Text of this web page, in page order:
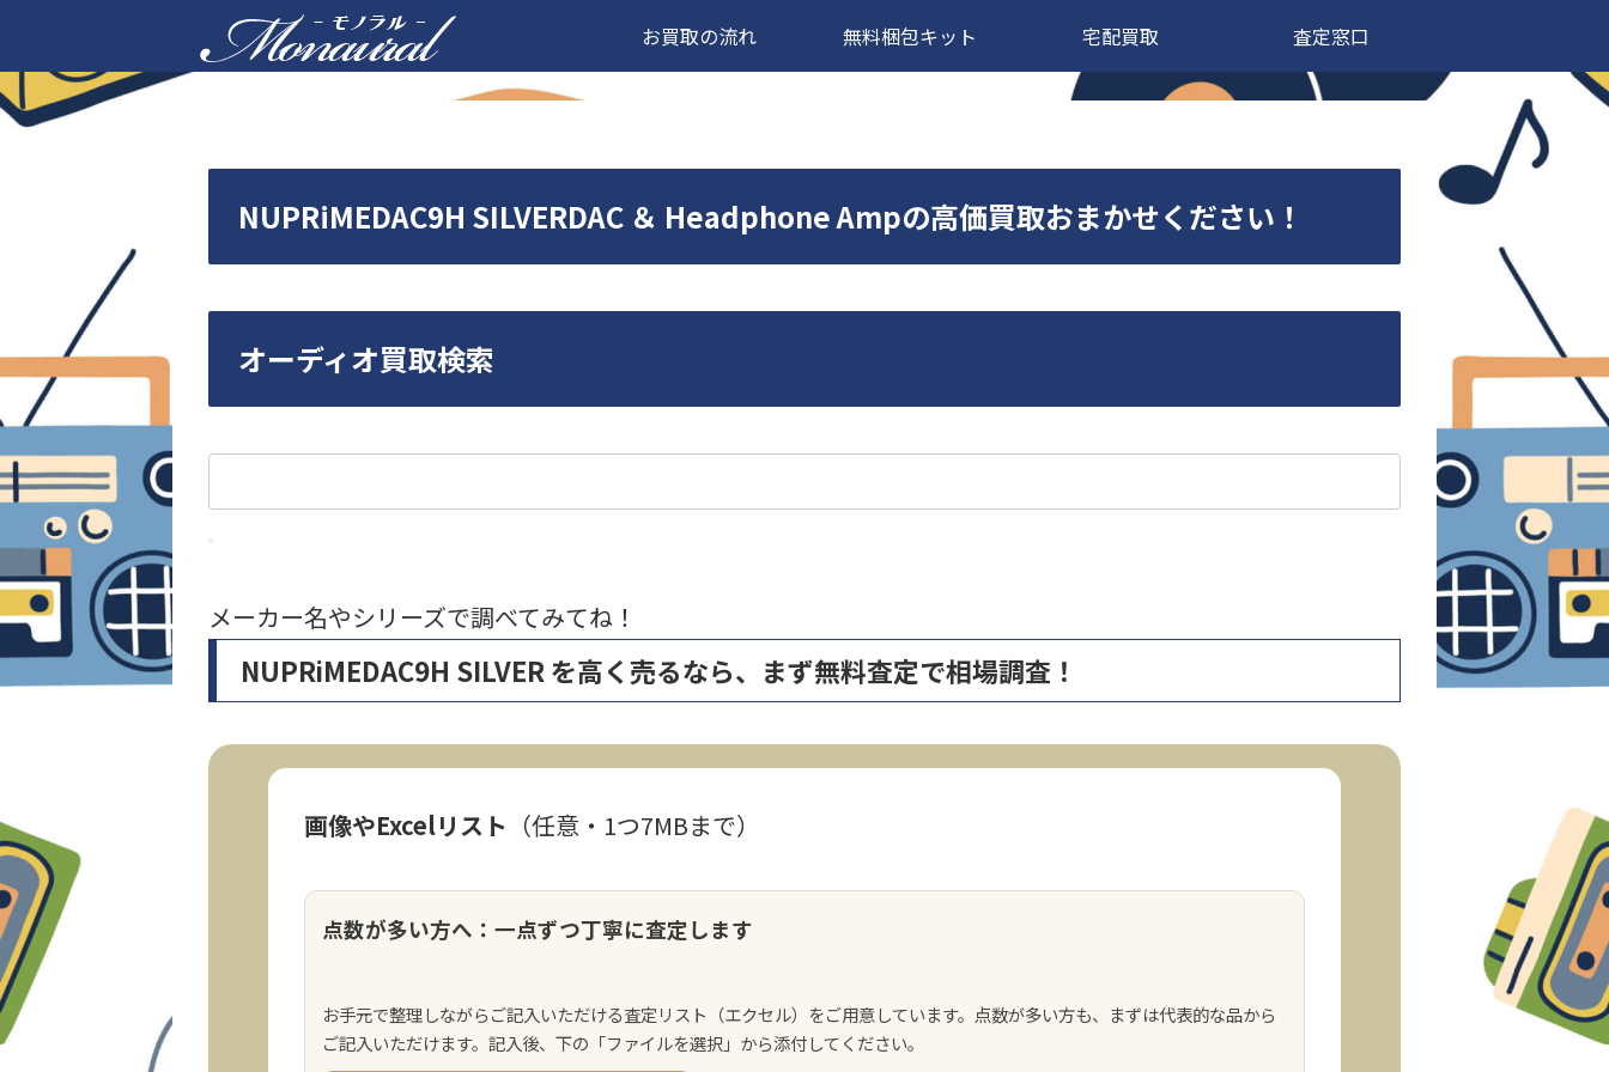
お買取の流れ 無料梱包キット 宅配買取 査定窓口
NUPRiMEDAC9H SILVERDAC ＆ Headphone Ampの高価買取おまかせください！
オーディオ買取検索
メーカー名やシリーズで調べてみてね！
NUPRiMEDAC9H SILVER を高く売るなら、まず無料査定で相場調査！
画像やExcelリスト （任意・1つ7MBまで）
点数が多い方へ：一点ずつ丁寧に査定します
お手元で整理しながらご記入いただける査定リスト（エクセル）をご用意しています。点数が多い方も、まずは代表的な品から
ご記入いただけます。記入後、下の「ファイルを選択」から添付してください。